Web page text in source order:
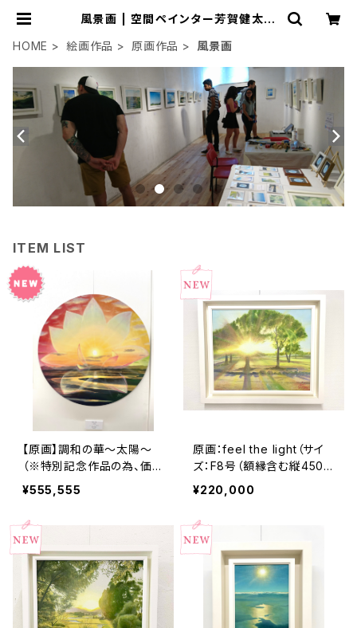
風景画 | 空間ペインター芳賀健太/k
HOME
絵画作品 原画作品 風景画
ITEM LIST
【原画】調和の華〜太陽〜
（※特別記念作品の為、価格
及び販売条件調整中）
¥555,555
原画：feel the light（サイ
ズ：F8号（額縁含む縦450m
m×横560mm×奥行45m
¥220,000